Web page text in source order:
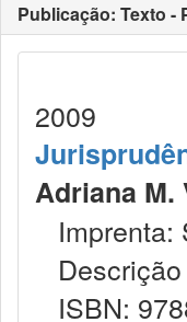
Publicação: Texto -
2009
Adriana M.
Imprenta:
ISBN: